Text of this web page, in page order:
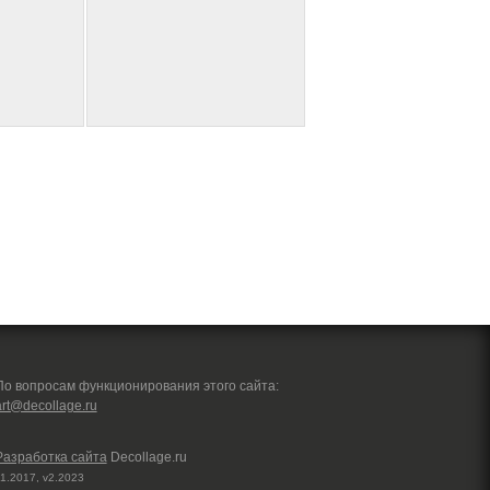
вопросам функционирования этого сайта:
сайтаDecollage.ru
v2.2023